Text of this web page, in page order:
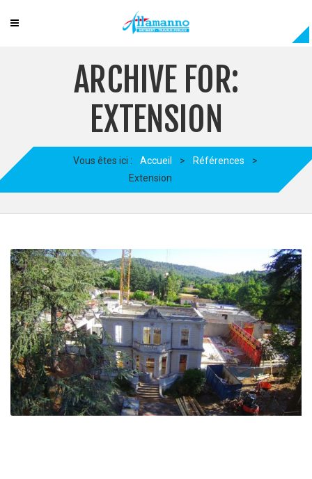
ARCHIVE FOR:
EXTENSION
Vous êtes ici : Accueil > Références
>
Extension